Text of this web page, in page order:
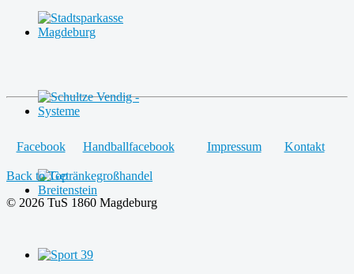
Facebook Handballfacebook Impressum Kontakt
Back to Top
© 2026 TuS 1860 Magdeburg